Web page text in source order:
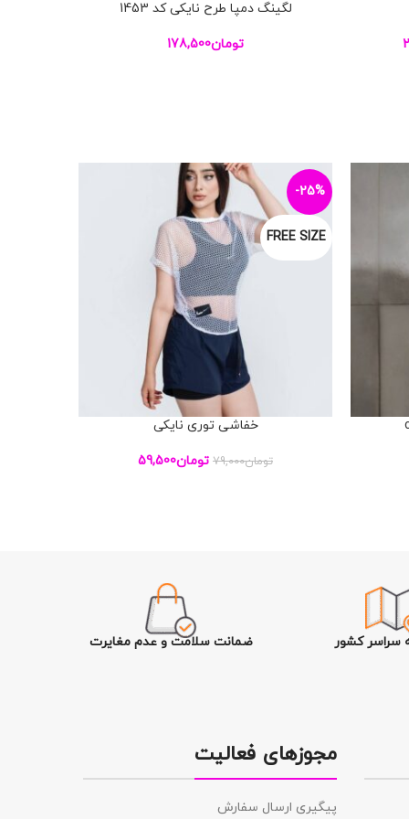
افزودن به سبد خرید
لگینگ دمپا طرح نایکی کد 1453
تومان178,500
-25%
FREE SIZE
افزودن به سبد خریدخفاشی توری نایکی
تومان79,000 تومان59,500
سراسر کشور ضمانت سلامت و عدم مغایرت
مجوزهای فعالیت
پیگیری ارسال سفارش